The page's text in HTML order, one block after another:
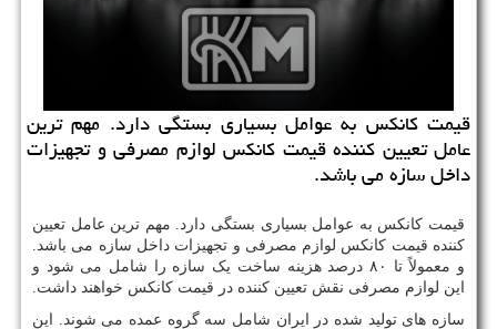
قیمت كانكس به عوامل بسیاری بستگی دارد. مهم ترین
عامل تعیین كننده قیمت كانكس لوازم مصرفی و تجهیزات
داخل سازه می باشد.
قیمت کانکس به عوامل بسیاری بستگی دارد. مهم ترین عامل تعیین
کننده قیمت کانکس لوازم مصرفی و تجهیزات داخل سازه می باشد.
و معمولاً تا ۸۰ درصد هزینه ساخت یک سازه را شامل می شود و
این لوازم مصرفی نقش تعیین کننده در قیمت کانکس خواهند داشت.
سازه های تولید شده در ایران شامل سه گروه عمده می شوند. این